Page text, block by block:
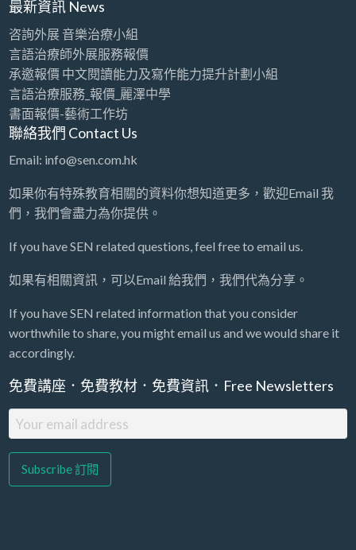
最新資訊 News
咨詢外展 音樂治療小組
言語治療師外展服務報價
承邀報價 中文閱讀能力及寫作能力提升計劃小組
言語治療服務_報價_麗澤中學
書面報價-藝術工作坊
聯絡我們 Contact Us
Email: info@sen.com.hk
如果你有特殊教育相關的資料你想知道更多，歡迎Email 我
們，我們會盡力為你提供。
If you have SEN related questions, feel free to email us.
如果有相關資訊，可以Email 給我們，我們代為分享。
If you have SEN related information that you consider
worthwhile to share, you might email us and we would share it
accordingly.
免費講座．免費教材．免費資訊．Free Newsletters